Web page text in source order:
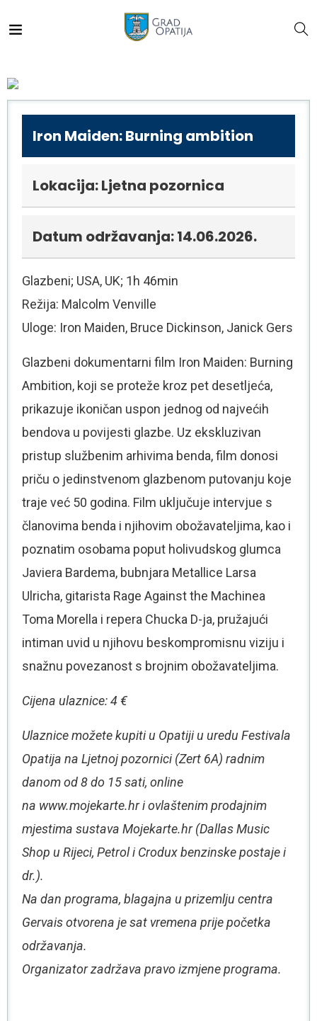
Iron Maiden: Burning ambition
Lokacija: Ljetna pozornica
Datum održavanja: 14.06.2026.
Glazbeni; USA, UK; 1h 46min
Režija: Malcolm Venville
Uloge: Iron Maiden, Bruce Dickinson, Janick Gers
Glazbeni dokumentarni film Iron Maiden: Burning
Ambition, koji se proteže kroz pet desetljeća,
prikazuje ikoničan uspon jednog od najvećih
bendova u povijesti glazbe. Uz ekskluzivan
pristup službenim arhivima benda, film donosi
priču o jedinstvenom glazbenom putovanju koje
traje već 50 godina. Film uključuje intervjue s
članovima benda i njihovim obožavateljima, kao i
poznatim osobama poput holivudskog glumca
Javiera Bardema, bubnjara Metallice Larsa
Ulricha, gitarista Rage Against the Machinea
Toma Morella i repera Chucka D-ja, pružajući
intiman uvid u njihovu beskompromisnu viziju i
snažnu povezanost s brojnim obožavateljima.
Cijena ulaznice: 4 €
Ulaznice možete kupiti u Opatiji u uredu Festivala
Opatija na Ljetnoj pozornici (Zert 6A) radnim
danom od 8 do 15 sati, online
na www.mojekarte.hr i ovlaštenim prodajnim
mjestima sustava Mojekarte.hr (Dallas Music
Shop u Rijeci, Petrol i Crodux benzinske postaje i
dr.).
Na dan programa, blagajna u prizemlju centra
Gervais otvorena je sat vremena prije početka
održavanja.
Organizator zadržava pravo izmjene programa.